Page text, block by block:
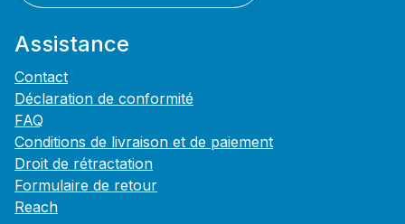
Assistance
Contact
Déclaration de conformité
FAQ
Conditions de livraison et de paiement
Droit de rétractation
Formulaire de retour
Reach